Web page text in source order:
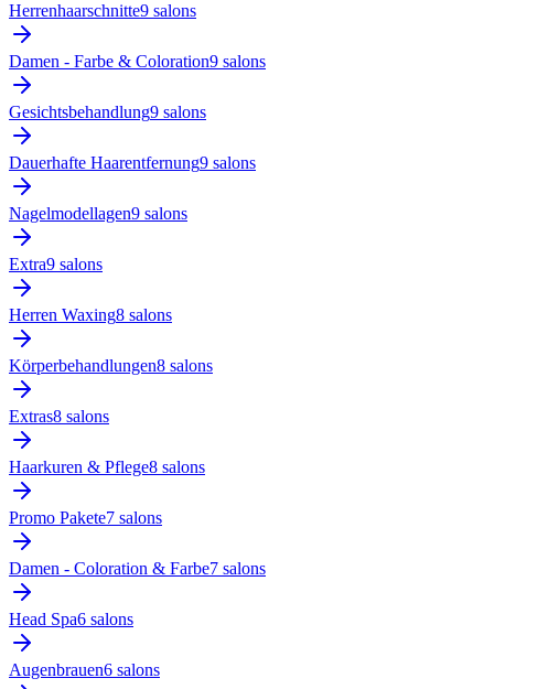
Herrenhaarschnitte9 salons
Damen - Farbe & Coloration9 salons
Gesichtsbehandlung9 salons
Dauerhafte Haarentfernung9 salons
Nagelmodellagen9 salons
Extra9 salons
Herren Waxing8 salons
Körperbehandlungen8 salons
Extras8 salons
Haarkuren & Pflege8 salons
Promo Pakete7 salons
Damen - Coloration & Farbe7 salons
Head Spa6 salons
Augenbrauen6 salons